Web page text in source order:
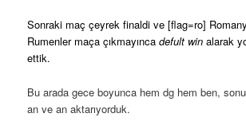
Sonraki maç çeyrek finaldi ve [flag=ro]
Rumenler maça çıkmayıncadefult win alarak
ettik.
Bu arada gece boyunca hem dg hem ben,
an ve an aktarıyorduk.